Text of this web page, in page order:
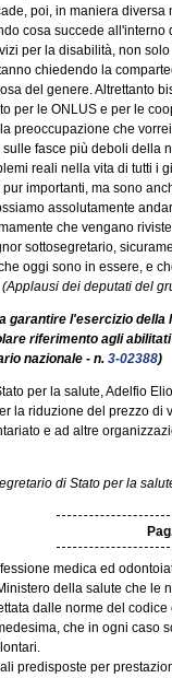
poi, in maniera
cosa succede
per la disabilità, non
chiedendo la
del genere. Altrettanto
per le ONLUS e per le
preoccupazione che
fasce più deboli della
reali nella vita di tutti i
importanti, ma sono
assolutamente
che vengano
sottosegretario,
oggi sono in essere, e
(Applausi dei deputati del
garantire l'esercizio
riferimento agli
nazionale - n. 3-02388)
per la salute, Adelfio
la riduzione del prezzo
e ad altre
di Stato per la
medica ed
della salute che le
dalle norme del
che in ogni caso
predisposte per